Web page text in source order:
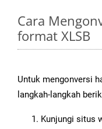
Cara
format XLSB
Untuk mengonversi
langkah-langkah
Kunjungi situs